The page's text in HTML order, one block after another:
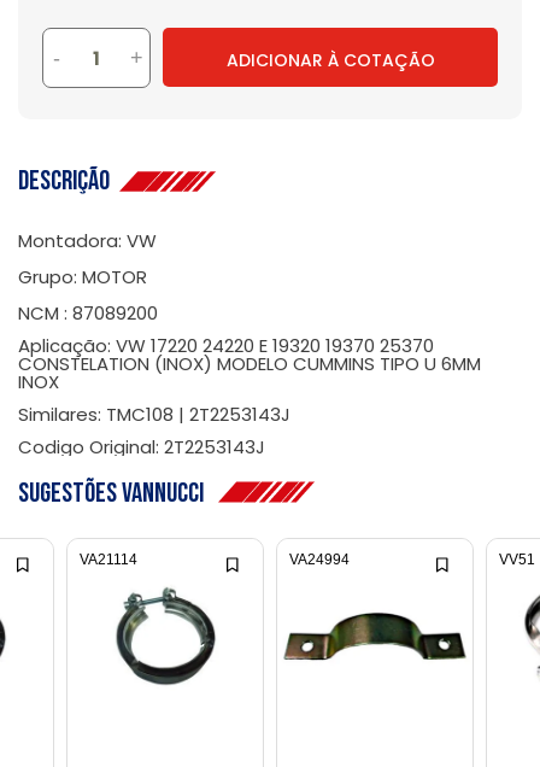
- + ADICIONAR À COTAÇÃO
Descrição
Montadora: VW
Grupo: MOTOR
NCM : 87089200
Aplicação: VW 17220 24220 E 19320 19370 25370
CONSTELATION (INOX) MODELO CUMMINS TIPO U 6MM
INOX
Similares: TMC108 | 2T2253143J
Codigo Original: 2T2253143J
Sugestões Vannucci
VA21114 VA24994 VV51